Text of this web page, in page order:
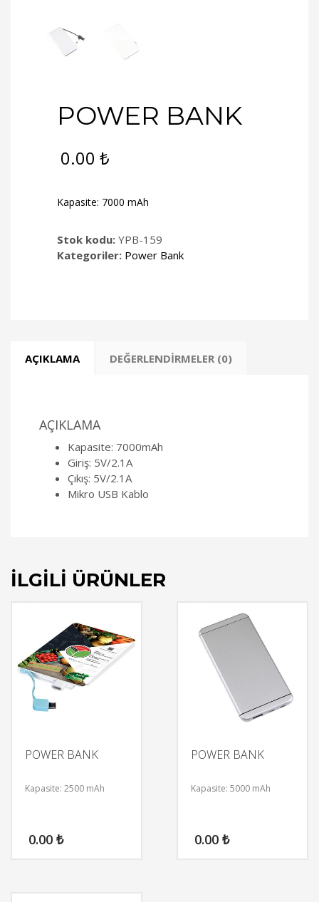
POWER BANK
0.00 ₺
Kapasite: 7000 mAh
Stok kodu: YPB-159
Kategoriler: Power Bank
AÇIKLAMA DEĞERLENDIRMELER (0)
AÇIKLAMA
Kapasite: 7000mAh
Giriş: 5V/2.1A
Çıkış: 5V/2.1A
Mikro USB Kablo
İLGILI ÜRÜNLER
POWER BANK
Kapasite: 2500 mAh
0.00 ₺
POWER BANK
Kapasite: 5000 mAh
0.00 ₺